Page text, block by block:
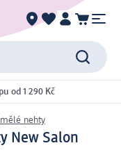
od 1 290 Kč
nehty
New Salon